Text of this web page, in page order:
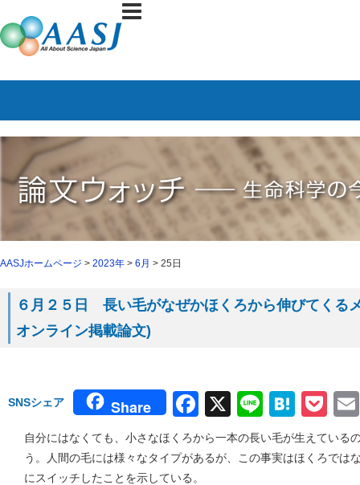
AASJホームページ > 2023年 > 6月 > 25日
６月２５日 長い毛がなぜかほくろから伸びてくる
オンライン掲載論文)
SNSシェア Share Facebook
X Line
自分にはなくても、小さなほくろから一本の長い毛が生えている
う。人間の毛には様々なタイプがあるが、この事実はほくろでは
にスイッチしたことを示している。